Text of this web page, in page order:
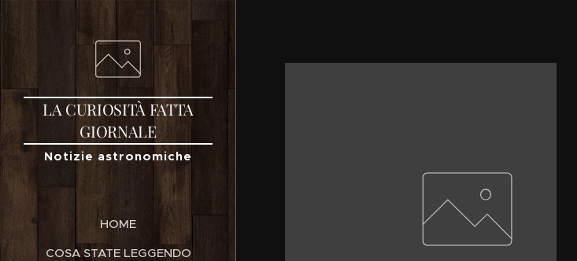
LA CURIOSITÀ FATTA
GIORNALE
Notizie astronomiche
HOME
COSA STATE LEGGENDO